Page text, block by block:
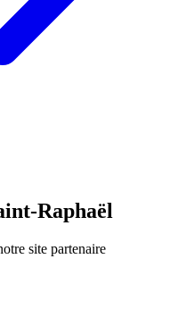
Raphaël
site partenaire